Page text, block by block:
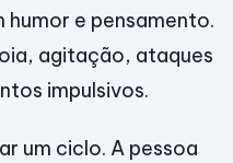
humor e pensamento.
agitação, ataques
impulsivos.
um ciclo. A pessoa